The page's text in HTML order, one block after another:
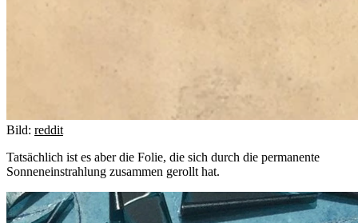
Bild: reddit
Tatsächlich ist es aber die Folie, die sich durch die permanente
Sonneneinstrahlung zusammen gerollt hat.